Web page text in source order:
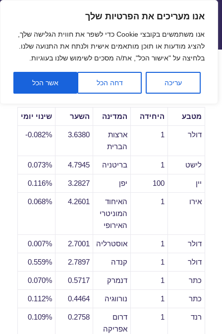
פתח
אנו מעריכים את הפרטיות שלך
אנו משתמשים בקובצי Cookie כדי לשפר את חווית הגלישה שלך,
להציג מודעות או תוכן מותאמים אישית ולנתח את התנועה שלנו.
בלחיצה על "אישור הכל", את/ה מסכים לשימוש שלנו בעוגיות.
עריכה דחה הכל אשר הכל
שערי חליפין יציגים – שער יציג
תפריטים
ווידג'טים
שערי חליפין יומיים לתאריך
26/07/2018
מטבע היחידה המדינה השער שינוי יומי
דולר 1
ארצות
הברית
3.6380
0.082%-
לישט 1 בריטניה 4.7945
0.073%
יין 100 יפן 3.2827
0.116%
אירו 1
האיחוד
המוניטרי
האירופי
4.2601
0.068%
דולר 1 אוסטרליה 2.7001
0.007%
דולר 1 קנדה 2.7897
0.559%
כתר 1 דנמרק 0.5717
0.070%
כתר 1 נורווגיה 0.4464
0.112%
רנד 1
דרום
אפריקה
0.2758
0.109%